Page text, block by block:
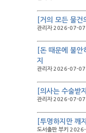
[거의 모든 물
관리자 2026-07-07
[돈 때문에 불안
지
관리자 2026-07-07
[의사는 수술받
관리자 2026-07-07
[투명하지만 깨
도서출판 부키